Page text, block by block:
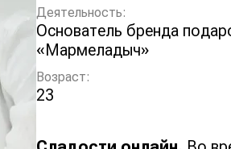
Деятельность:
основатель бренда подарочного мармелада
«Мармеладыч»
Возраст:
23